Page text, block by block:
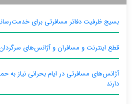
بسیج ظرفیت دفاتر مسافرتی برای
قطع اینترنت و مسافران و آژانس‌های
آژانس‌های مسافرتی در ایام بحرانی نیاز به
دارند